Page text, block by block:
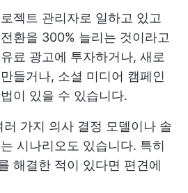
젝트 관리자로 일하고 있고
환을 300% 늘리는 것이라고
료 광고에 투자하거나, 새로
들거나, 소셜 미디어 캠페인
이 있을 수 있습니다.
가지 의사 결정 모델이나 솔
시나리오도 있습니다. 특히
해결한 적이 있다면 편견에